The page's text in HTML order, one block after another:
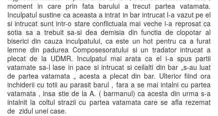
moment in care prin fata barului a trecut partea vatamata.
Inculpatul sustine ca aceasta a intrat in bar intrucat l-a vazut pe el
si intrucat sunt intr-o stare conflictuala mai veche i-a reprosat ca
sotia sa a trebuit sa-si dea demisia din functia de clopotar al
biserici din cauza inculpatului, ca este un hot pentru ca a furat
lemne din padurea Composesoratului si un tradator intrucat a
plecat de la UDMR. Inculpatul mai arata ca el i-a spus partii
vatamate sa-l lase in pace si intrucat si ceilalti din bar „s-au luat
de partea vatamata „ acesta a plecat din bar. Ulterior fiind ora
inchiderii cu totii au parasit barul , fara a se mai intalni cu partea
vatamata , insa stie de la A. ( barmanul) ca acesta din urma s-a
intalnit la coltul strazii cu partea vatamata care se afla rezemat
de zidul unei case.